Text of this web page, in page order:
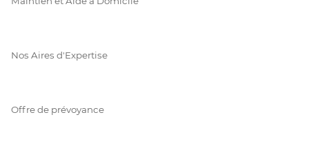
Nos Aires d'Expertise
Offre de prévoyance